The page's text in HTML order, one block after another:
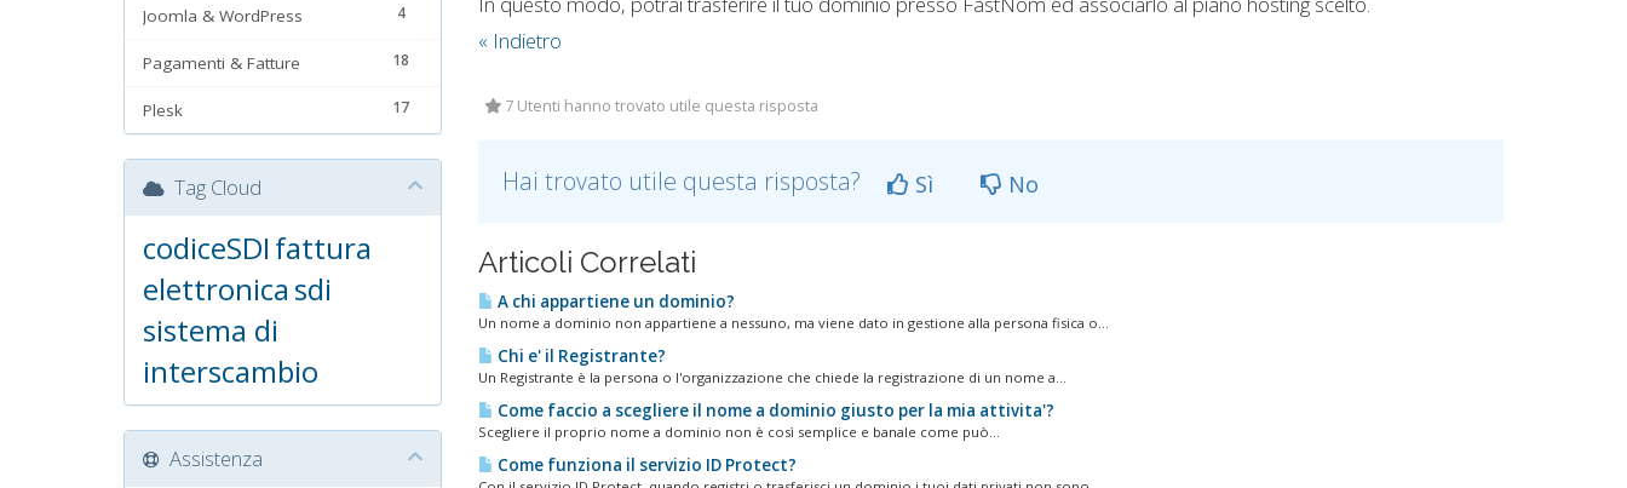
4
Joomla & WordPress
18
Pagamenti & Fatture
17
Plesk
« Indietro
7 Utenti hanno trovato utile questa risposta
Hai trovato utile questa risposta? Sì No
Articoli Correlati
A chi appartiene un dominio?
Un nome a dominio non appartiene a nessuno, ma viene dato in gestione alla persona fisica o...
Chi e' il Registrante?
Un Registrante è la persona o l'organizzazione che chiede la registrazione di un nome a...
Come faccio a scegliere il nome a dominio giusto per la mia attivita'?
Scegliere il proprio nome a dominio non è così semplice e banale come può...
Come funziona il servizio ID Protect?
Tag Cloud
codiceSDI fattura
elettronica sdi
sistema di
interscambio
Assistenza